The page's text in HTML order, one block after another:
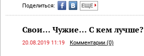
Поделиться: ЕЩЕ
Свои… Чужие… С кем лучше?
20.08.2019 11:19 Комментарии (0)